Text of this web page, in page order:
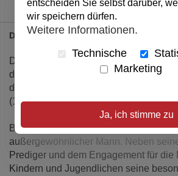
Details
Dieser Band gibt überraschende
die Sichtweisen und das
des eigenwilligen Theologen Christian
(1799-1862).
Barth war ein umtriebiger, für seine Zeit
außergewöhnlicher Mann. Neben
Prediger und dem Engagement für die
Kindern und Jugendlichen seine
entscheiden Sie selbst darüber,
wir speichern dürfen.
Weitere Informationen.
Technische
Marketing
Ja, ich stimme zu